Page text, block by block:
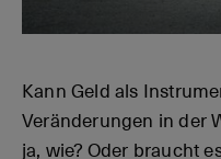
Kann Geld als
Veränderungen in der
ja, wie? Oder braucht